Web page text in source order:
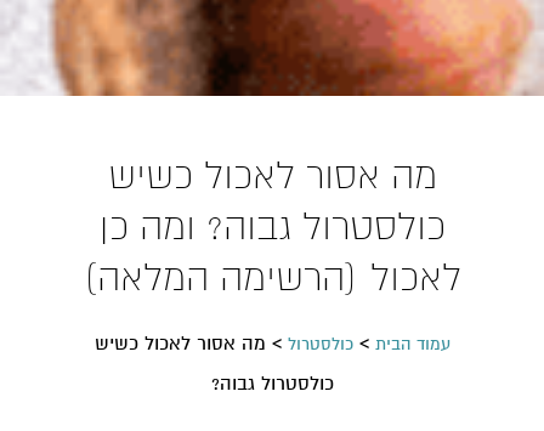
מה אסור לאכול כשיש
כולסטרול גבוה? ומה כן
לאכול (הרשימה המלאה)
עמוד הבית >כולסטרול > מה אסור לאכול כשיש
כולסטרול גבוה?